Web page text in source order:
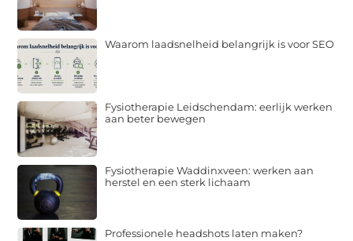
Waarom laadsnelheid belangrijk is voor SEO
Fysiotherapie Leidschendam: eerlijk werken
aan beter bewegen
Fysiotherapie Waddinxveen: werken aan
herstel en een sterk lichaam
Professionele headshots laten maken?